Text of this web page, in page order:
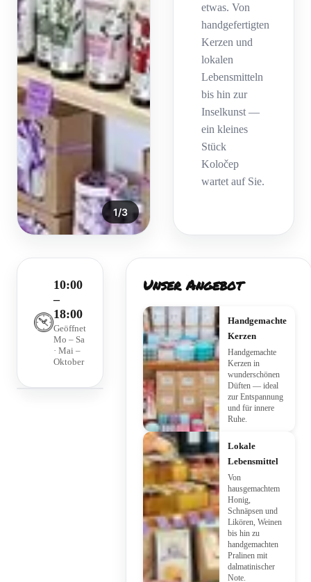
1/3
etwas. Von
handgefertigten
Kerzen und
lokalen
Lebensmitteln
bis hin zur
Inselkunst —
ein kleines
Stück
Koločep
wartet auf Sie.
10:00
–
18:00
Geöffnet
Mo – Sa
· Mai –
Oktober
Unser Angebot
Handgemachte
Kerzen
Handgemachte
Kerzen in
wunderschönen
Düften — ideal
zur Entspannung
und für innere
Ruhe.
Lokale
Lebensmittel
Von
hausgemachtem
Honig,
Schnäpsen und
Likören, Weinen
bis hin zu
handgemachten
Pralinen mit
dalmatinischer
Note.